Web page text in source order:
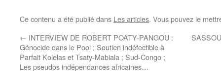
Ce contenu a été publié dans Les articles. Vous pouvez le
← INTERVIEW DE ROBERT POATY-PANGOU :
Génocide dans le Pool ; Soutien indéfectible à
Parfait Kolelas et Tsaty-Mabiala ; Sud-Congo ;
Les pseudos indépendances africaines…